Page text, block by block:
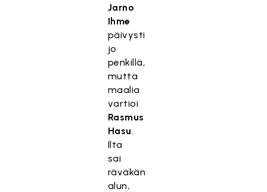
Jarno
Ihme
päivysti
jo
penkillä,
mutta
maalia
vartioi
Rasmus
Hasu.
Ilta
sai
räväkän
alun,